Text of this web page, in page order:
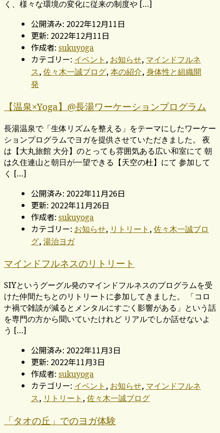
く、様々な環境の変化に従来の制度や […]
公開済み: 2022年12月11日
更新: 2022年12月11日
作成者: sukuyoga
カテゴリー: イベント , お知らせ, マインドフルネ
ス,佐々木一誠ブログ,本の紹介,身体性と組織開
発
【温泉×Yoga】@長湯ワーケーションプログラム
長湯温泉で「生体リズムを整える」をテーマにしたワーケー
ションプログラムでヨガを提供させていただきました。 夜
は【大丸旅館 大分】のとっても雰囲気ある広い和室にて 朝
は久住連山と朝日が一望できる【天空の杜】にて 参加して
く […]
公開済み: 2022年11月26日
更新: 2022年11月26日
作成者: sukuyoga
カテゴリー: お知らせ, リトリート , 佐々木一誠ブロ
グ, 湯治ヨガ
マインドフルネスのリトリート
SIYというグーグル発のマインドフルネスのプログラムを受
けた仲間たちとのリトリートに参加してきました。 「コロ
ナ禍で雑談が減るとメンタルにすごく影響がある」という話
を専門の方から聞いていたけれど リアルでしか話せないよ
う […]
公開済み: 2022年11月3日
更新: 2022年11月3日
作成者: sukuyoga
カテゴリー: イベント , お知らせ, マインドフルネ
ス, リトリート ,佐々木一誠ブログ
「タオの丘」でのヨガ体験